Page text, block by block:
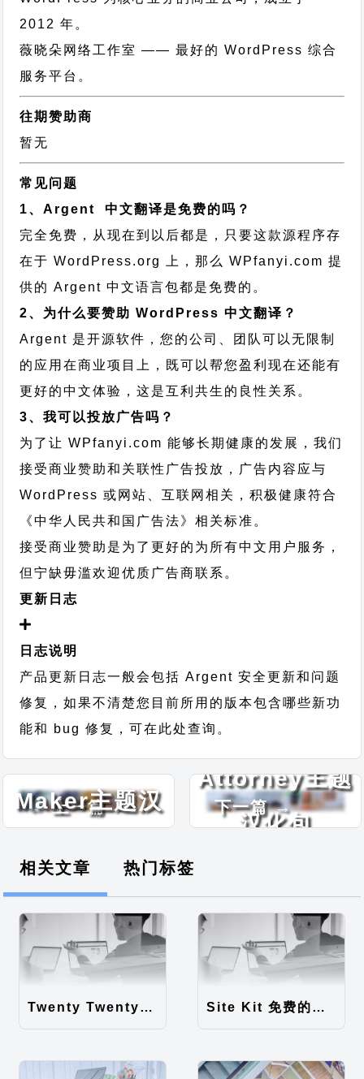
2012 年。
薇晓朵网络工作室 —— 最好的 WordPress 综合
服务平台。
往期赞助商
暂无
常见问题
1、Argent 中文翻译是免费的吗？
完全免费，从现在到以后都是，只要这款源程序存
在于 WordPress.org 上，那么 WPfanyi.com 提
供的 Argent 中文语言包都是免费的。
2、为什么要赞助 WordPress 中文翻译？
Argent 是开源软件，您的公司、团队可以无限制
的应用在商业项目上，既可以帮您盈利现在还能有
更好的中文体验，这是互利共生的良性关系。
3、我可以投放广告吗？
为了让 WPfanyi.com 能够长期健康的发展，我们
接受商业赞助和关联性广告投放，广告内容应与
WordPress 或网站、互联网相关，积极健康符合
《中华人民共和国广告法》相关标准。
接受商业赞助是为了更好的为所有中文用户服务，
但宁缺毋滥欢迎优质广告商联系。
更新日志
日志说明
产品更新日志一般会包括 Argent 安全更新和问题
修复，如果不清楚您目前所用的版本包含哪些新功
能和 bug 修复，可在此处查询。
← 上一篇
Agency
Maker主题汉
下一篇 →
Attorney主题
汉化包
相关文章 热门标签
Twenty Twenty-Five 免费的WordPress内容主题 Site Kit 免费的WordPress数据统计插件